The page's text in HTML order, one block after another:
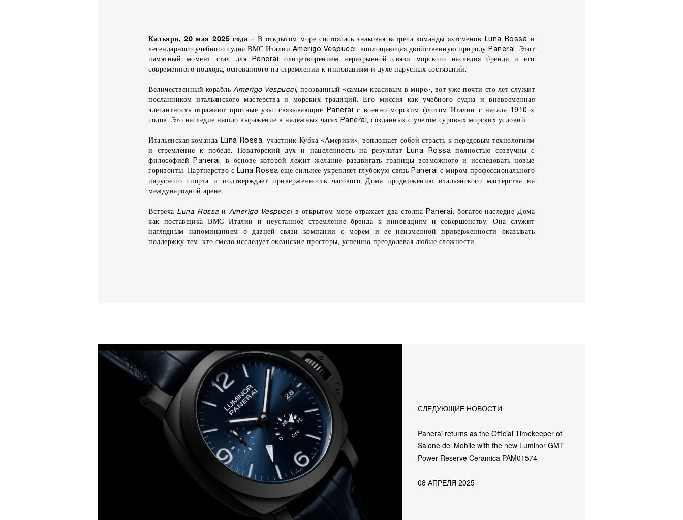
Кальяри, 20 мая 2025 года – В открытом море состоялась знаковая встреча команды яхтсменов Luna Rossa и
легендарного учебного судна ВМС Италии Amerigo Vespucci, воплощающая двойственную природу Panerai. Этот
памятный момент стал для Panerai олицетворением неразрывной связи морского наследия бренда и его
современного подхода, основанного на стремлении к инновациям и духе парусных состязаний.
Величественный корабль Amerigo Vespucci, прозванный «самым красивым в мире», вот уже почти сто лет служит
посланником итальянского мастерства и морских традиций. Его миссия как учебного судна и вневременная
элегантность отражают прочные узы, связывающие Panerai с военно-морским флотом Италии с начала 1910-х
годов. Это наследие нашло выражение в надежных часах Panerai, созданных с учетом суровых морских условий.
Итальянская команда Luna Rossa, участник Кубка «Америки», воплощает собой страсть к передовым технологиям
и стремление к победе. Новаторский дух и нацеленность на результат Luna Rossa полностью созвучны с
философией Panerai, в основе которой лежит желание раздвигать границы возможного и исследовать новые
горизонты. Партнерство с Luna Rossa еще сильнее укрепляет глубокую связь Panerai с миром профессионального
парусного спорта и подтверждает приверженность часового Дома продвижению итальянского мастерства на
международной арене.
Встреча Luna Rossa и Amerigo Vespucciв открытом море отражает два столпа Panerai: богатое наследие Дома
как поставщика ВМС Италии и неустанное стремление бренда к инновациям и совершенству. Она служит
наглядным напоминанием о давней связи компании с морем и ее неизменной приверженности оказывать
поддержку тем, кто смело исследует океанские просторы, успешно преодолевая любые сложности.
СЛЕДУЮЩИЕ НОВОСТИ
Panerai returns as the Official Timekeeper of
Salone del Mobile with the new Luminor GMT
Power Reserve Ceramica PAM01574
08 АПРЕЛЯ 2025